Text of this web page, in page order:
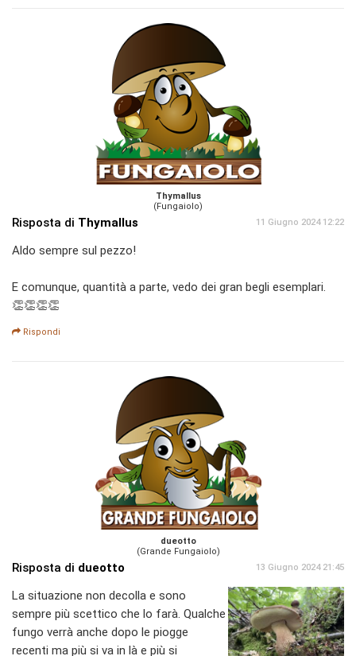
Thymallus
(Fungaiolo)
Risposta di Thymallus 11 Giugno 2024 12:22
Aldo sempre sul pezzo!
E comunque, quantità a parte, vedo dei gran begli esemplari.
👏👏👏👏
Rispondi
dueotto
(Grande Fungaiolo)
Risposta di dueotto 13 Giugno 2024 21:45
La situazione non decolla e sono
sempre più scettico che lo farà. Qualche
fungo verrà anche dopo le piogge
recenti ma più si va in là e più si